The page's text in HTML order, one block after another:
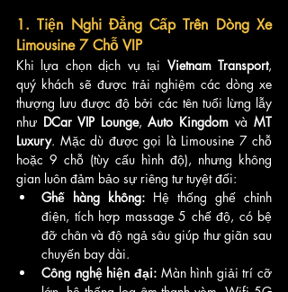
1. Tiện Nghi Đẳng Cấp Trên Dòng Xe
Limousine 7 Chỗ VIP
Khi lựa chọn dịch vụ tại Vietnam Transport,
quý khách sẽ được trải nghiệm các dòng xe
thượng lưu được độ bởi các tên tuổi lừng lẫy
như DCar VIP Lounge, Auto Kingdom và MT
Luxury. Mặc dù được gọi là Limousine 7 chỗ
hoặc 9 chỗ (tùy cấu hình độ), nhưng không
gian luôn đảm bảo sự riêng tư tuyệt đối:
Ghế hàng không: Hệ thống ghế chỉnh
điện, tích hợp massage 5 chế độ, có bệ
đỡ chân và độ ngả sâu giúp thư giãn sau
chuyến bay dài.
Công nghệ hiện đại: Màn hình giải trí cỡ